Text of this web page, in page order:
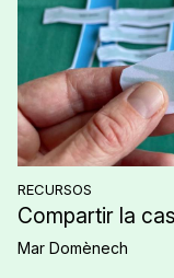
RECURSOS
Compartir la
Mar Domènech